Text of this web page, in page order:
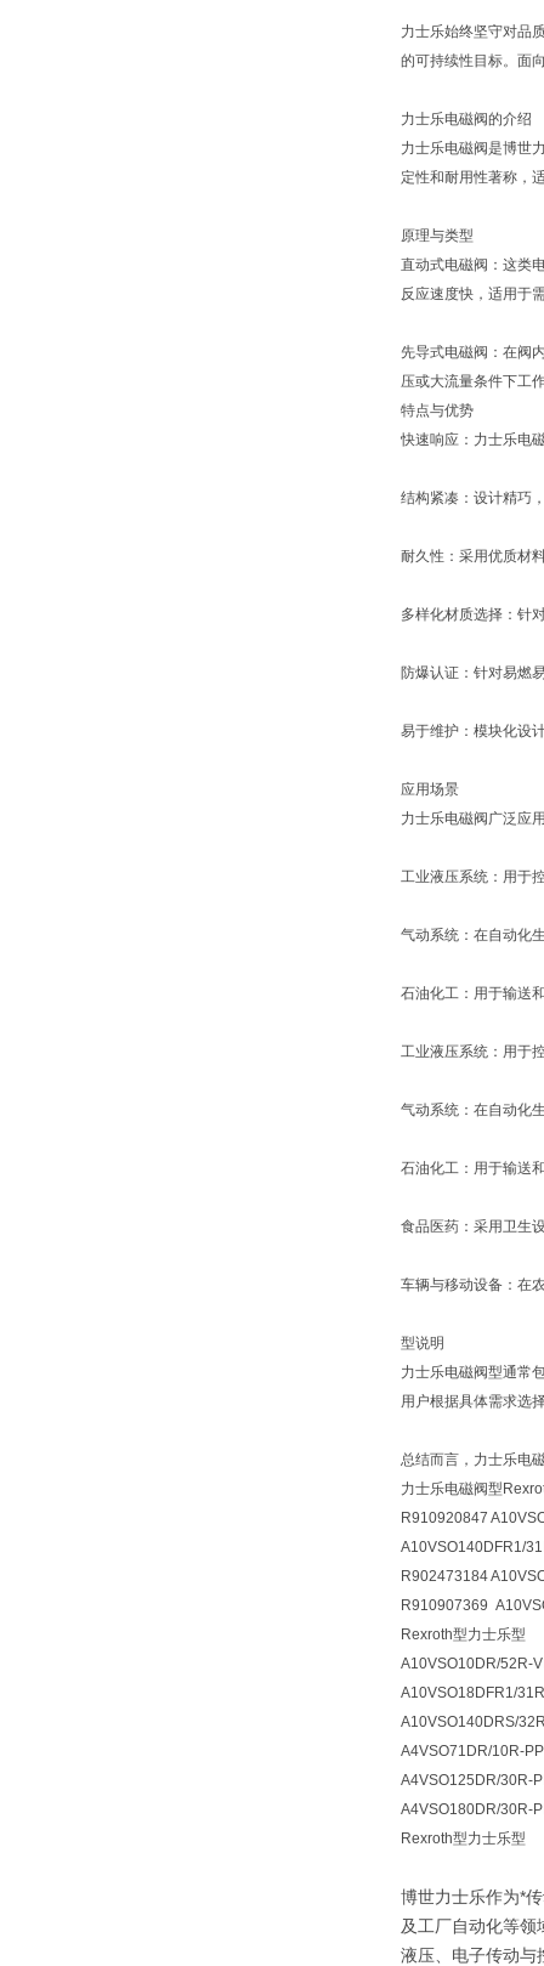
力士乐始终坚守对品
的可持续性目标。面
力士乐电磁阀的介绍
力士乐电磁阀是博世
定性和耐用性著称，
原理与类型
直动式电磁阀：这类
反应速度快，适用于
先导式电磁阀：在阀
压或大流量条件下工
特点与优势
快速响应：力士乐电
结构紧凑：设计精巧
耐久性：采用优质材
多样化材质选择：针
防爆认证：针对易燃
易于维护：模块化设
应用场景
力士乐电磁阀广泛应
工业液压系统：用于
气动系统：在自动化
石油化工：用于输送
工业液压系统：用于
气动系统：在自动化
石油化工：用于输送
食品医药：采用卫生
车辆与移动设备：在
型说明
力士乐电磁阀型通常
用户根据具体需求选
总结而言，力士乐电
力士乐电磁阀型
R910920847
A10VSO140DFR1/
R902473184
R910907369
Rexroth型力士乐型
A10VSO10DR/52R-
A10VSO18DFR1/
A10VSO140DRS/
A4VSO71DR/10R-
A4VSO125DR/30R-
A4VSO180DR/30R-
Rexroth型力士乐型
博世力士乐作为*
及工厂自动化等领
液压、电子传动与